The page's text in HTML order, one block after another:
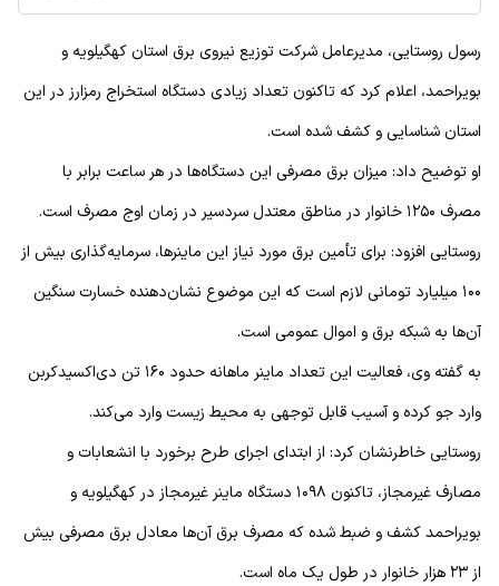
رسول روستایی، مدیرعامل شرکت توزیع نیروی برق استان کهگیلویه و
بویراحمد، اعلام کرد که تاکنون تعداد زیادی دستگاه استخراج رمزارز در این
استان شناسایی و کشف شده است.
او توضیح داد: میزان برق مصرفی این دستگاه‌ها در هر ساعت برابر با
مصرف ۱۲۵۰ خانوار در مناطق معتدل سردسیر در زمان اوج مصرف است.
روستایی افزود: برای تأمین برق مورد نیاز این ماینرها، سرمایه‌گذاری بیش از
۱۰۰ میلیارد تومانی لازم است که این موضوع نشان‌دهنده خسارت سنگین
آن‌ها به شبکه برق و اموال عمومی است.
به گفته وی، فعالیت این تعداد ماینر ماهانه حدود ۱۶۰ تن دی‌اکسیدکربن
وارد جو کرده و آسیب قابل توجهی به محیط زیست وارد می‌کند.
روستایی خاطرنشان کرد: از ابتدای اجرای طرح برخورد با انشعابات و
مصارف غیرمجاز، تاکنون ۱۰۹۸ دستگاه ماینر غیرمجاز در کهگیلویه و
بویراحمد کشف و ضبط شده که مصرف برق آن‌ها معادل برق مصرفی بیش
از ۲۳ هزار خانوار در طول یک ماه است.